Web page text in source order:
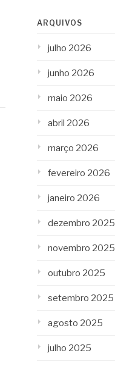
ARQUIVOS
julho 2026
junho 2026
maio 2026
abril 2026
março 2026
fevereiro 2026
janeiro 2026
dezembro 2025
novembro 2025
outubro 2025
setembro 2025
agosto 2025
julho 2025